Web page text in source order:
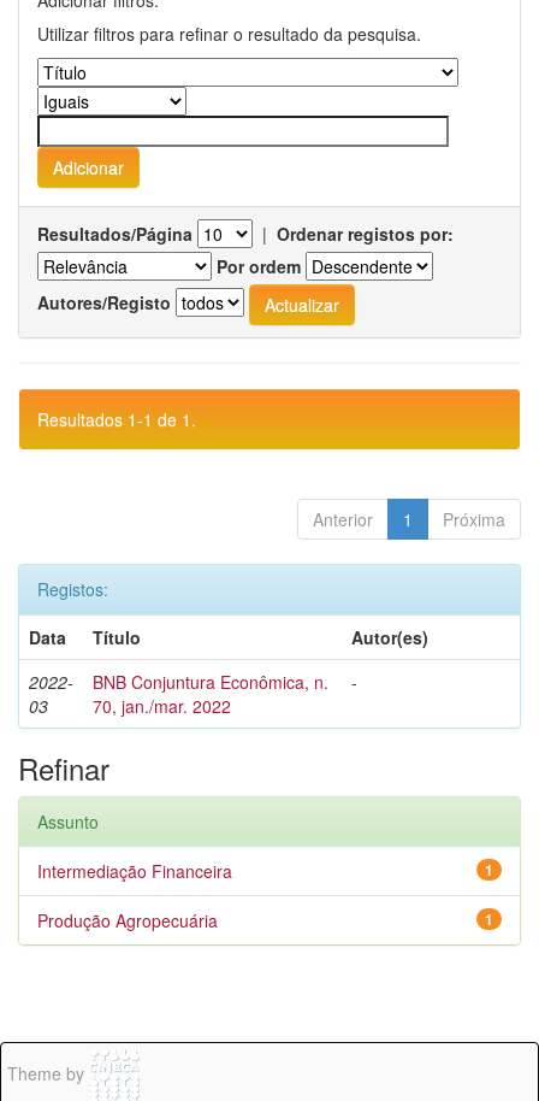
Utilizar filtros para refinar o resultado da pesquisa.
Resultados/Página | Ordenar registos por:
Por ordem
Autores/Registo
Resultados 1-1 de 1.
Anterior 1 Próxima
Registos:
Data
Título
Autor(es)
2022-
03
BNB Conjuntura Econômica, n.
70, jan./mar. 2022
-
Refinar
Assunto
1
Intermediação Financeira
1
Produção Agropecuária
Theme by